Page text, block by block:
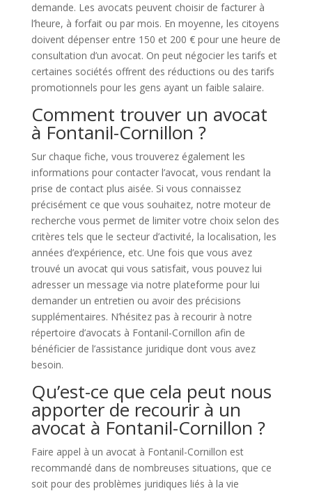
demande. Les avocats peuvent choisir de facturer à
l’heure, à forfait ou par mois. En moyenne, les citoyens
doivent dépenser entre 150 et 200 € pour une heure de
consultation d’un avocat. On peut négocier les tarifs et
certaines sociétés offrent des réductions ou des tarifs
promotionnels pour les gens ayant un faible salaire.
Comment trouver un avocat
à Fontanil-Cornillon ?
Sur chaque fiche, vous trouverez également les
informations pour contacter l’avocat, vous rendant la
prise de contact plus aisée. Si vous connaissez
précisément ce que vous souhaitez, notre moteur de
recherche vous permet de limiter votre choix selon des
critères tels que le secteur d’activité, la localisation, les
années d’expérience, etc. Une fois que vous avez
trouvé un avocat qui vous satisfait, vous pouvez lui
adresser un message via notre plateforme pour lui
demander un entretien ou avoir des précisions
supplémentaires. N’hésitez pas à recourir à notre
répertoire d’avocats à Fontanil-Cornillon afin de
bénéficier de l’assistance juridique dont vous avez
besoin.
Qu’est-ce que cela peut nous
apporter de recourir à un
avocat à Fontanil-Cornillon ?
Faire appel à un avocat à Fontanil-Cornillon est
recommandé dans de nombreuses situations, que ce
soit pour des problèmes juridiques liés à la vie